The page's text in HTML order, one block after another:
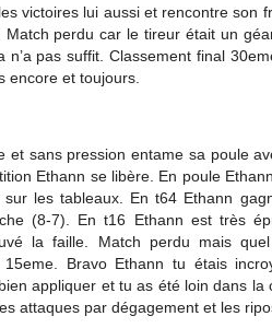
victoires lui aussi et rencontre son
perdu car le tireur était un
n’a pas suffit. Classement final
encore et toujours.
et sans pression entame sa poule
Ethann se libère. En poule
sur les tableaux. En t64 Ethann
(8-7). En t16 Ethann est très
la faille. Match perdu mais
15eme. Bravo Ethann tu étais
appliquer et tu as été loin dans
attaques par dégagement et les